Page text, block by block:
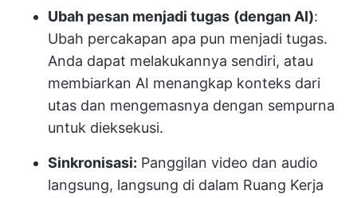
Ubah pesan menjadi tugas (dengan AI):
Ubah percakapan apa pun menjadi tugas.
Anda dapat melakukannya sendiri, atau
membiarkan AI menangkap konteks dari
utas dan mengemasnya dengan sempurna
untuk dieksekusi.
Sinkronisasi: Panggilan video dan audio
langsung, langsung di dalam Ruang Kerja